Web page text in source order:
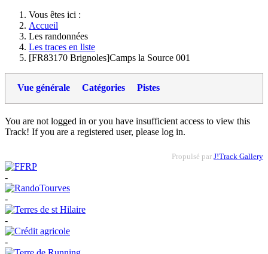
Vous êtes ici :
Accueil
Les randonnées
Les traces en liste
[FR83170 Brignoles]Camps la Source 001
Vue générale Catégories Pistes
You are not logged in or you have insufficient access to view this
Track! If you are a registered user, please log in.
Propulsé par J!Track Gallery
-
-
-
-